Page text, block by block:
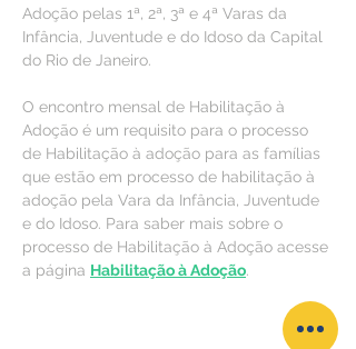
Adoção pelas 1ª, 2ª, 3ª e 4ª Varas da
Infância, Juventude e do Idoso da Capital
do Rio de Janeiro.
O encontro mensal de Habilitação à
Adoção é um requisito para o processo
de Habilitação à adoção para as famílias
que estão em processo de habilitação à
adoção pela Vara da Infância, Juventude
e do Idoso. Para saber mais sobre o
processo de Habilitação à Adoção acesse
a página Habilitação à Adoção.